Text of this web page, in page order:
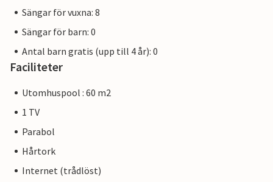
Sängar för vuxna: 8
Sängar för barn: 0
Antal barn gratis (upp till 4 år): 0
Faciliteter
Utomhuspool : 60 m2
1 TV
Parabol
Hårtork
Internet (trådlöst)